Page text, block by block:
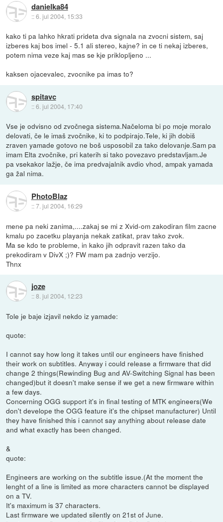
danielka84
::6. jul 2004, 15:33
kako ti pa lahko hkrati prideta dva signala na zvocni sistem, saj
izberes kaj bos imel - 5.1 ali stereo, kajne? in ce ti nekaj izberes,
potem nima veze kaj mas se kje priklopljeno ...
kaksen ojacevalec, zvocnike pa imas to?
spitavc
::6. jul 2004, 17:40
Vse je odvisno od zvočnega sistema.Načeloma bi po moje moralo
delovati, če le imaš zvočnike, ki to podpirajo.Tele, ki jih dobiš
zraven yamade gotovo ne boš usposobil za tako delovanje.Sam pa
imam Elta zvočnike, pri katerih si tako povezavo predstavljam.Je
pa vsekakor lažje, če ima predvajalnik avdio vhod, ampak yamada
ga žal nima.
PhotoBlaz
::7. jul 2004, 16:29
mene pa neki zanima,....zakaj se mi z Xvid-om zakodiran film zacne
kmalu po zacetku playanja nekak zatikat, prav tako zvok.
Ma se kdo te probleme, in kako jih odpravit razen tako da
prekodiram v DivX ;)? FW mam pa zadnjo verzijo.
Thnx
joze
::8. jul 2004, 12:23
Tole je baje izjavil nekdo iz yamade:
quote:
I cannot say how long it takes until our engineers have finished
their work on subtitles. Anyway i could release a firmware that did
change 2 things(Rewinding Bug and AV-Switching Signal has been
changed)but it doesn't make sense if we get a new firmware within
a few days.
Concerning OGG support it's in final testing of MTK engineers(We
don't develope the OGG feature it's the chipset manufacturer) Until
they have finished this i cannot say anything about release date
and what exactly has been changed.
&
quote:
Engineers are working on the subtitle issue.(At the moment the
lenght of a line is limited as more characters cannot be displayed
on a TV.
It's maximum is 37 characters.
Last firmware we updated silently on 21st of June.